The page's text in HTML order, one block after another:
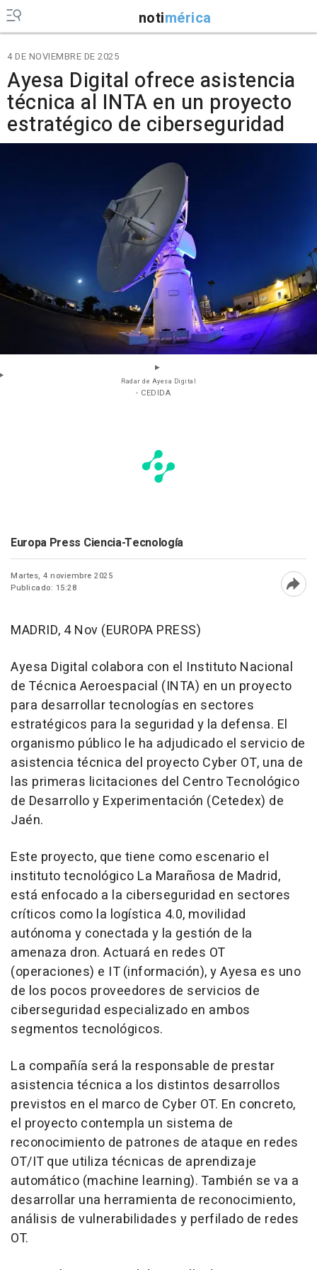
notimérica
4 DE NOVIEMBRE DE 2025
Ayesa Digital ofrece asistencia
técnica al INTA en un proyecto
estratégico de ciberseguridad
Radar de Ayesa Digital
- CEDIDA
Europa Press Ciencia-Tecnología
Martes, 4 noviembre 2025
Publicado: 15:28
MADRID, 4 Nov (EUROPA PRESS)
Ayesa Digital colabora con el Instituto Nacional
de Técnica Aeroespacial (INTA) en un proyecto
para desarrollar tecnologías en sectores
estratégicos para la seguridad y la defensa. El
organismo público le ha adjudicado el servicio de
asistencia técnica del proyecto Cyber OT, una de
las primeras licitaciones del Centro Tecnológico
de Desarrollo y Experimentación (Cetedex) de
Jaén.
Este proyecto, que tiene como escenario el
instituto tecnológico La Marañosa de Madrid,
está enfocado a la ciberseguridad en sectores
críticos como la logística 4.0, movilidad
autónoma y conectada y la gestión de la
amenaza dron. Actuará en redes OT
(operaciones) e IT (información), y Ayesa es uno
de los pocos proveedores de servicios de
ciberseguridad especializado en ambos
segmentos tecnológicos.
La compañía será la responsable de prestar
asistencia técnica a los distintos desarrollos
previstos en el marco de Cyber OT. En concreto,
el proyecto contempla un sistema de
reconocimiento de patrones de ataque en redes
OT/IT que utiliza técnicas de aprendizaje
automático (machine learning). También se va a
desarrollar una herramienta de reconocimiento,
análisis de vulnerabilidades y perfilado de redes
OT.